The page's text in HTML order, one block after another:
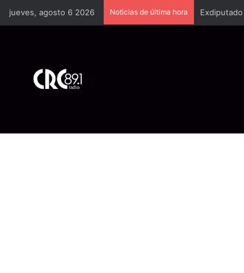
jueves, agosto 6 2026 Noticias de última hora